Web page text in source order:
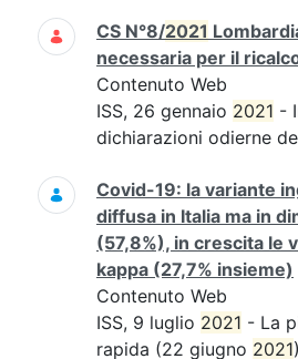
CS N°8/2021
necessaria per il
Contenuto Web
ISS, 26 gennaio 2021 -
dichiarazioni odierne
Covid-19: la variante
diffusa in Italia ma in
(57,8%), in crescita le
kappa (27,7% insieme)
Contenuto Web
ISS, 9 luglio 2021 - La
rapida (22 giugno 2021